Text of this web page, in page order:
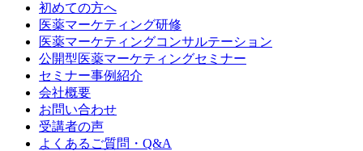
初めての方へ
医薬マーケティング研修
医薬マーケティングコンサルテーション
公開型医薬マーケティングセミナー
セミナー事例紹介
会社概要
お問い合わせ
受講者の声
よくあるご質問・Q&A